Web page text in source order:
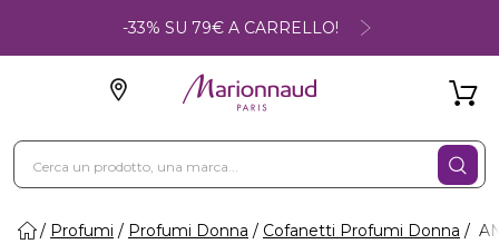
-33% SU 79€ A CARRELLO!
Profumi Profumi Donna Cofanetti Profumi Donna